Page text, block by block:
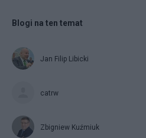
Blogi na ten temat
Jan Filip Libicki
catrw
Zbigniew Kuźmiuk